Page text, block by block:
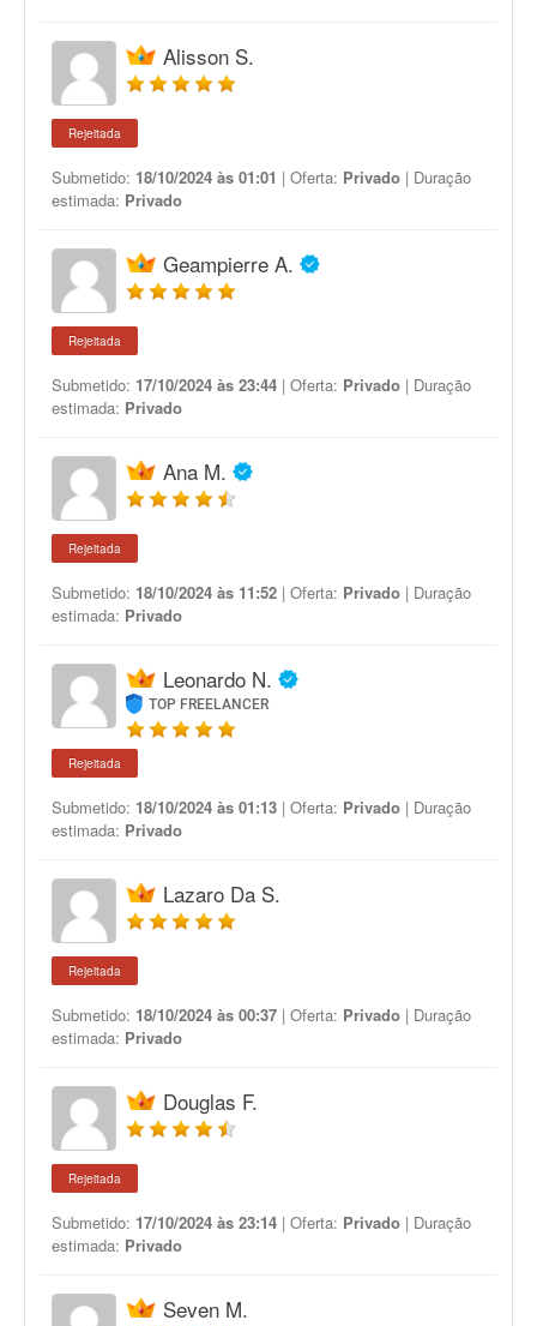
Alisson S.
Rejeitada
Submetido: 18/10/2024 às 01:01 | Oferta: Privado | Duração
estimada: Privado
Geampierre A.
Rejeitada
Submetido: 17/10/2024 às 23:44 | Oferta: Privado | Duração
estimada: Privado
Ana M.
Rejeitada
Submetido: 18/10/2024 às 11:52 | Oferta: Privado | Duração
estimada: Privado
Leonardo N.
TOP FREELANCER
Rejeitada
Submetido: 18/10/2024 às 01:13 | Oferta: Privado | Duração
estimada: Privado
Lazaro Da S.
Rejeitada
Submetido: 18/10/2024 às 00:37 | Oferta: Privado | Duração
estimada: Privado
Douglas F.
Rejeitada
Submetido: 17/10/2024 às 23:14 | Oferta: Privado | Duração
estimada: Privado
Seven M.